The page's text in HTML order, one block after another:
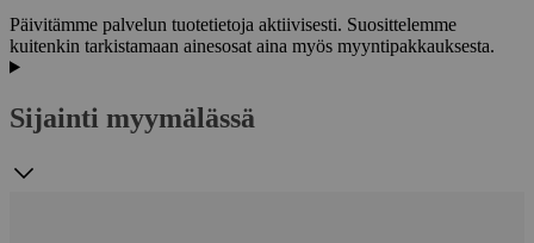
Päivitämme palvelun tuotetietoja aktiivisesti. Suosittelemme
kuitenkin tarkistamaan ainesosat aina myös myyntipakkauksesta.
Sijainti myymälässä